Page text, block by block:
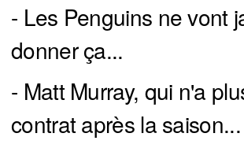
- Les Penguins ne vont
donner ça...
- Matt Murray, qui n'a
contrat après la saison...